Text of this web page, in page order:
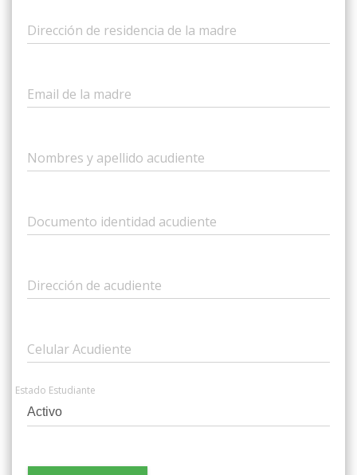
Dirección de residencia de la madre
Email de la madre
Nombres y apellido acudiente
Documento identidad acudiente
Dirección de acudiente
Celular Acudiente
Estado Estudiante